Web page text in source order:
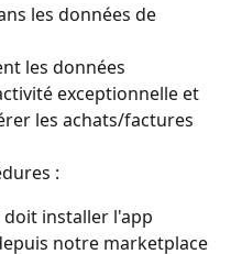
les données de
les données
exceptionnelle et
les achats/factures
:
installer l'app
notre marketplace